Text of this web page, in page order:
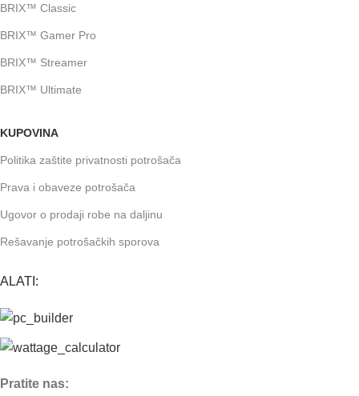
BRIX™ Classic
BRIX™ Gamer Pro
BRIX™ Streamer
BRIX™ Ultimate
KUPOVINA
Politika zaštite privatnosti potrošača
Prava i obaveze potrošača
Ugovor o prodaji robe na daljinu
Rešavanje potrošačkih sporova
ALATI:
Pratite nas: